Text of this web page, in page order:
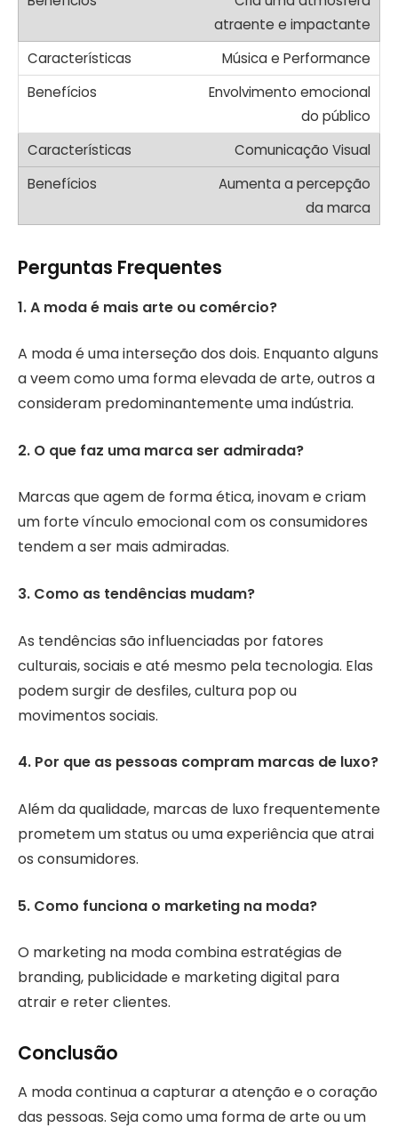
atraente e impactante
Música e Performance
Envolvimento emocional
do público
Comunicação Visual
Aumenta a percepção
da marca
Perguntas Frequentes
1. A moda é mais arte ou comércio?
A moda é uma interseção dos dois. Enquanto alguns
a veem como uma forma elevada de arte, outros a
consideram predominantemente uma indústria.
2. O que faz uma marca ser admirada?
Marcas que agem de forma ética, inovam e criam
um forte vínculo emocional com os consumidores
tendem a ser mais admiradas.
3. Como as tendências mudam?
As tendências são influenciadas por fatores
culturais, sociais e até mesmo pela tecnologia. Elas
podem surgir de desfiles, cultura pop ou
movimentos sociais.
4. Por que as pessoas compram marcas de luxo?
Além da qualidade, marcas de luxo frequentemente
prometem um status ou uma experiência que atrai
os consumidores.
5. Como funciona o marketing na moda?
O marketing na moda combina estratégias de
branding, publicidade e marketing digital para
atrair e reter clientes.
Conclusão
A moda continua a capturar a atenção e o coração
das pessoas. Seja como uma forma de arte ou um